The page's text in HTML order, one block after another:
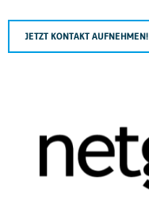
JETZT KONTAKT AUFNEHMEN!